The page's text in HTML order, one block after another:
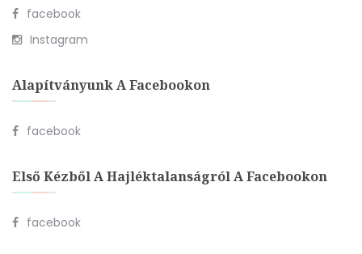
facebook
Instagram
Alapítványunk A Facebookon
facebook
Első Kézből A Hajléktalanságról A Facebookon
facebook